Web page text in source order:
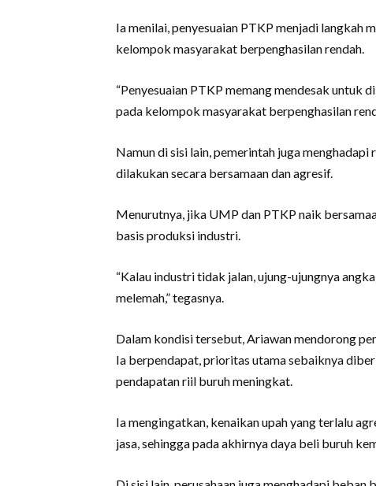
Ia menilai, penyesuaian PTKP menjadi langkah
kelompok masyarakat berpenghasilan rendah.
“Penyesuaian PTKP memang mendesak untuk
pada kelompok masyarakat berpenghasilan
Namun di sisi lain, pemerintah juga
dilakukan secara bersamaan dan agresif.
Menurutnya, jika UMP dan PTKP naik
basis produksi industri.
“Kalau industri tidak jalan, ujung-ujungnya
melemah,” tegasnya.
Dalam kondisi tersebut, Ariawan mendorong
Ia berpendapat, prioritas utama sebaiknya
pendapatan riil buruh meningkat.
Ia mengingatkan, kenaikan upah yang terlalu
jasa, sehingga pada akhirnya daya beli buruh